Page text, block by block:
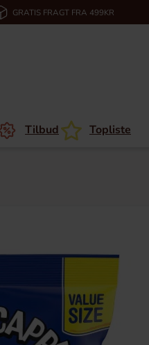
GRATIS FRAGT FRA 499KR
Tilbud Topliste